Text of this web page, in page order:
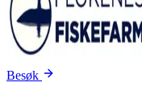
Besøk